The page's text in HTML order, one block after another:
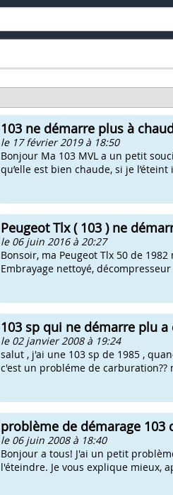
103 ne démarre plus à
le 17 février 2019 à 18:50
Bonjour Ma 103 MVL a un petit
qu’elle est bien chaude, si je
Peugeot Tlx ( 103 ) ne
le 06 juin 2016 à 20:27
Bonsoir, ma Peugeot Tlx 50 de
Embrayage nettoyé,
103 sp qui ne démarre plu a
le 02 janvier 2008 à 19:24
salut , j'ai une 103 sp de 1985 ,
c'est un probléme de carburation??
problème de démarage 103
le 06 juin 2008 à 18:40
Bonjour a tous! J'ai un petit
l'éteindre. Je vous explique mieux,